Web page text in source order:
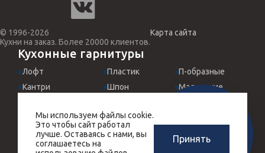
© 1996-2026
Кухни на заказ. Более 20000 клиентов.
Карта сайта
Кухонные гарнитуры
Лофт
Кантри
Хай-Тек
Прованс
Массив дерева
Пластик
Шпон
Италия
Угловые
Прямые
П-образные
Маленькие
ДИЗАЙНЕР
БЕСПЛАТНО
РАСЧЕТ КУХНИ
ЗА 10 МИНУТ
Мы используем файлы cookie.
Это чтобы сайт работал
лучше. Оставаясь с нами, вы
соглашаетесь на
Принять